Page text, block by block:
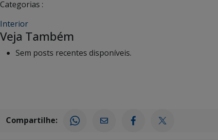
Categorias :
Interior
Veja Também
Sem posts recentes disponíveis.
Compartilhe: